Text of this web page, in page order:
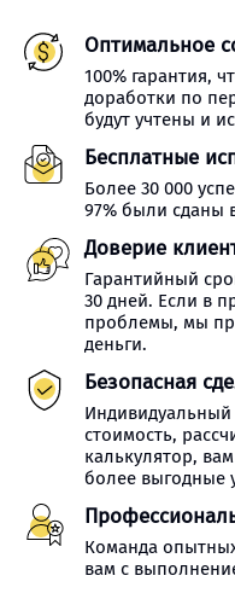
Оптимальное
100% гарантия,
доработки по
будут учтены и
Бесплатные
Более 30 000
97% были сданы
Доверие
Гарантийный
30 дней. Если в
проблемы, мы
деньги.
Безопасная
Индивидуальный
стоимость,
калькулятор,
более выгодные
Команда
вам с